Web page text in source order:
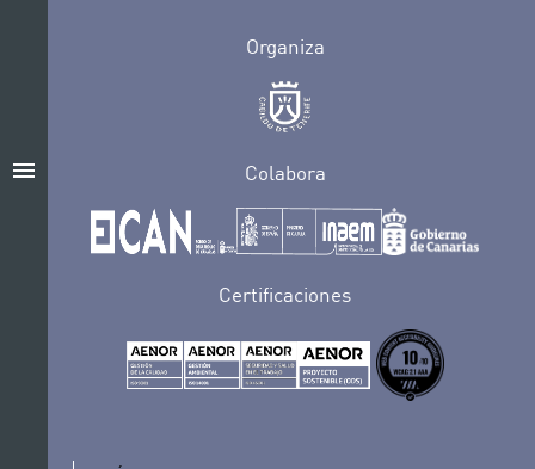
menu
Organiza
Colabora
Certificaciones